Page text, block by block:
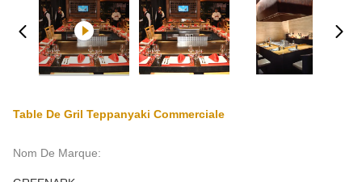
Table De Gril Teppanyaki Commerciale
Nom De Marque: